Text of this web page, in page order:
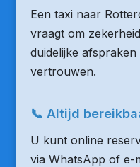
Een taxi naar
vraagt om
duidelijke
vertrouwen.
📞 Altijd
U kunt online
via WhatsApp of e-